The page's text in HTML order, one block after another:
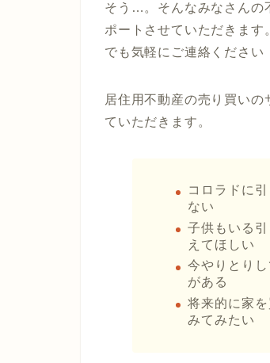
そう…。そんなみなさんの
ポートさせていただきま
でも気軽にご連絡ください
居住用不動産の売り買い
ていただきます。
コロラドに
ない
子供もいる
えてほしい
今やりとり
がある
将来的に家
みてみたい